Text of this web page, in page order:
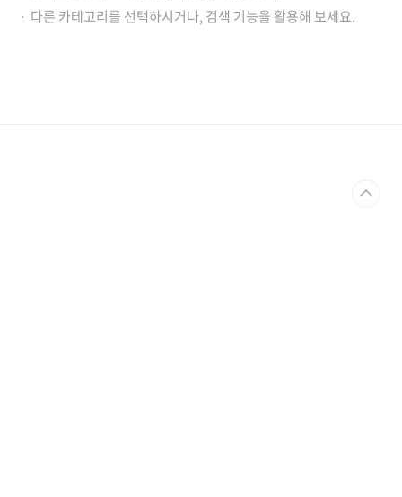
다른 카테고리를 선택하시거나, 검색 기능을 활용해 보세요.